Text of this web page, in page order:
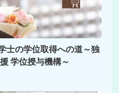
士の学位取得への道～独
学位授与機構～